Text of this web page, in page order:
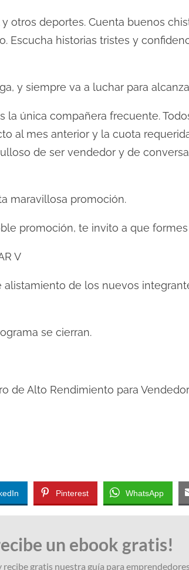
otros deportes. Cuenta buenos
Escucha historias tristes y
y siempre va a luchar para
única compañera frecuente.
al mes anterior y la cuota
de ser vendedor y de
maravillosa promoción.
promoción, te invito a que
V
de los nuevos
se cierran.
de Alto Rendimiento para
Pinterest WhatsApp